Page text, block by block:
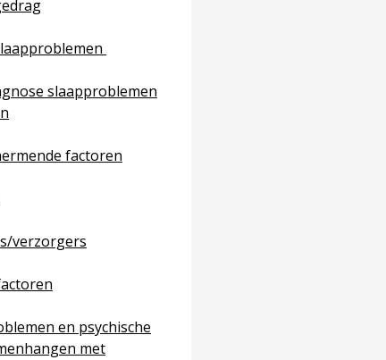
Normaal slaapgedrag
Epidemiologie slaapproblemen
slaapproblemen
Differentiaal diagnose slaapproblemen en
factoren
Risico- en beschermende factoren
2.6.1 Bij het kind
verzorgers
2.6.2 Bij de ouders/verzorgers
2.6.3 Omgevingsfactoren
en psychische
met
Lichamelijke problemen en psychische stoornissen